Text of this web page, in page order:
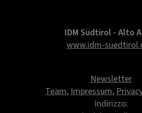
IDM Südtirol - Alto
www.idm-
Newsletter
Team,Impressum,Privacy
Indirizzo: